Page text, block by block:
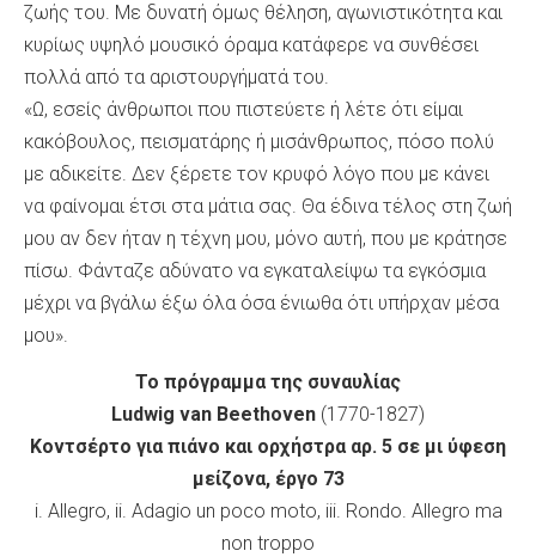
ζωής του. Με δυνατή όμως θέληση, αγωνιστικότητα και
κυρίως υψηλό μουσικό όραμα κατάφερε να συνθέσει
πολλά από τα αριστουργήματά του.
«Ω, εσείς άνθρωποι που πιστεύετε ή λέτε ότι είμαι
κακόβουλος, πεισματάρης ή μισάνθρωπος, πόσο πολύ
με αδικείτε. Δεν ξέρετε τον κρυφό λόγο που με κάνει
να φαίνομαι έτσι στα μάτια σας. Θα έδινα τέλος στη ζωή
μου αν δεν ήταν η τέχνη μου, μόνο αυτή, που με κράτησε
πίσω. Φάνταζε αδύνατο να εγκαταλείψω τα εγκόσμια
μέχρι να βγάλω έξω όλα όσα ένιωθα ότι υπήρχαν μέσα
μου».
Το πρόγραμμα της συναυλίας
Ludwig van Beethoven (1770-1827)
Kοντσέρτο για πιάνο και ορχήστρα αρ. 5 σε μι ύφεση
μείζονα, έργο 73
i. Allegro, ii. Adagio un poco moto, iii. Rondo. Allegro ma
non troppo